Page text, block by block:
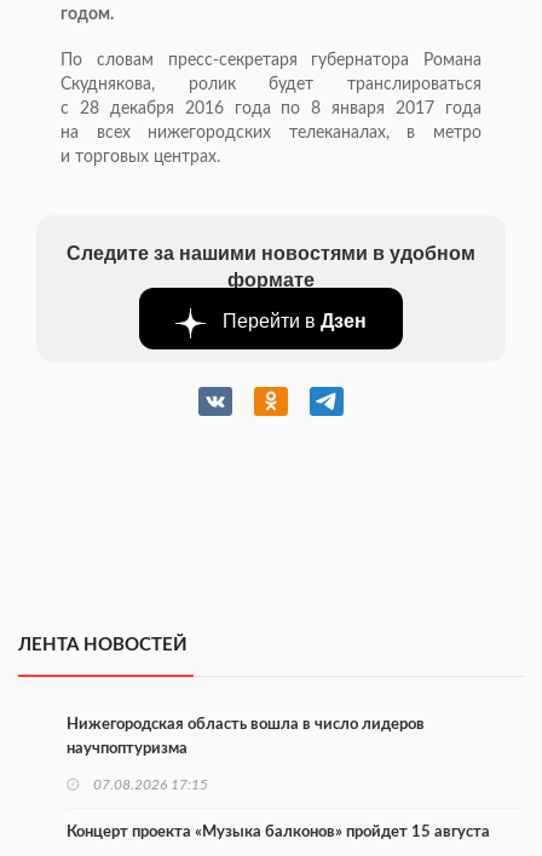
годом.
По словам пресс-секретаря губернатора Романа
Скуднякова, ролик будет транслироваться
с 28 декабря 2016 года по 8 января 2017 года
на всех нижегородских телеканалах, в метро
и торговых центрах.
Следите за нашими новостями в удобном
формате
Перейти в Дзен
ЛЕНТА НОВОСТЕЙ
Нижегородская область вошла в число лидеров
научпоптуризма
07.08.2026 17:15
Концерт проекта «Музыка балконов» пройдет 15 августа